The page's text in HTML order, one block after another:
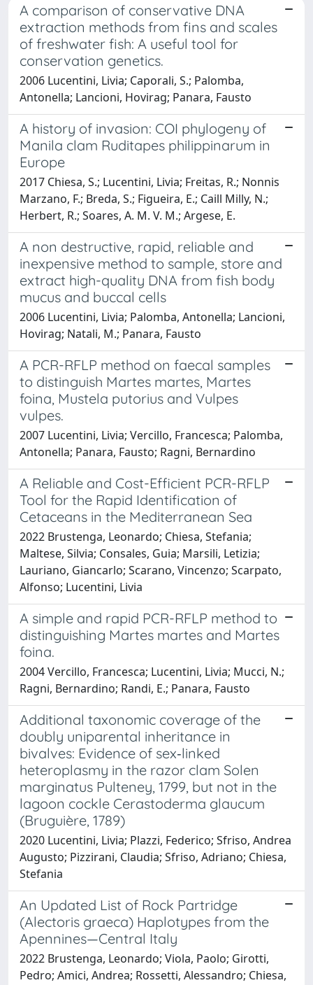
A comparison of conservative DNA
extraction methods from fins and scales
of freshwater fish: A useful tool for
conservation genetics.
2006 Lucentini, Livia; Caporali, S.; Palomba,
Antonella; Lancioni, Hovirag; Panara, Fausto
A history of invasion: COI phylogeny of
Manila clam Ruditapes philippinarum in
Europe
2017 Chiesa, S.; Lucentini, Livia; Freitas, R.; Nonnis
Marzano, F.; Breda, S.; Figueira, E.; Caill Milly, N.;
Herbert, R.; Soares, A. M. V. M.; Argese, E.
A non destructive, rapid, reliable and
inexpensive method to sample, store and
extract high-quality DNA from fish body
mucus and buccal cells
2006 Lucentini, Livia; Palomba, Antonella; Lancioni,
Hovirag; Natali, M.; Panara, Fausto
A PCR-RFLP method on faecal samples
to distinguish Martes martes, Martes
foina, Mustela putorius and Vulpes
vulpes.
2007 Lucentini, Livia; Vercillo, Francesca; Palomba,
Antonella; Panara, Fausto; Ragni, Bernardino
A Reliable and Cost-Efficient PCR-RFLP
Tool for the Rapid Identification of
Cetaceans in the Mediterranean Sea
2022 Brustenga, Leonardo; Chiesa, Stefania;
Maltese, Silvia; Consales, Guia; Marsili, Letizia;
Lauriano, Giancarlo; Scarano, Vincenzo; Scarpato,
Alfonso; Lucentini, Livia
A simple and rapid PCR-RFLP method to
distinguishing Martes martes and Martes
foina.
2004 Vercillo, Francesca; Lucentini, Livia; Mucci, N.;
Ragni, Bernardino; Randi, E.; Panara, Fausto
Additional taxonomic coverage of the
doubly uniparental inheritance in
bivalves: Evidence of sex‐linked
heteroplasmy in the razor clam Solen
marginatus Pulteney, 1799, but not in the
lagoon cockle Cerastoderma glaucum
(Bruguière, 1789)
2020 Lucentini, Livia; Plazzi, Federico; Sfriso, Andrea
Augusto; Pizzirani, Claudia; Sfriso, Adriano; Chiesa,
Stefania
An Updated List of Rock Partridge
(Alectoris graeca) Haplotypes from the
Apennines—Central Italy
2022 Brustenga, Leonardo; Viola, Paolo; Girotti,
Pedro; Amici, Andrea; Rossetti, Alessandro; Chiesa,